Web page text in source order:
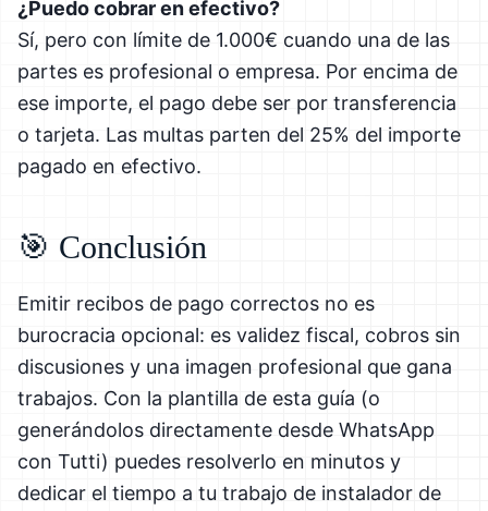
¿Puedo cobrar en efectivo?
Sí, pero con límite de 1.000€ cuando una de las
partes es profesional o empresa. Por encima de
ese importe, el pago debe ser por transferencia
o tarjeta. Las multas parten del 25% del importe
pagado en efectivo.
🎯 Conclusión
Emitir recibos de pago correctos no es
burocracia opcional: es validez fiscal, cobros sin
discusiones y una imagen profesional que gana
trabajos. Con la plantilla de esta guía (o
generándolos directamente desde WhatsApp
con Tutti) puedes resolverlo en minutos y
dedicar el tiempo a tu trabajo de instalador de